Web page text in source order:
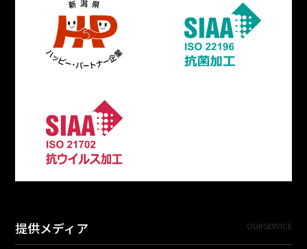
提供メディア OUR SERVICE